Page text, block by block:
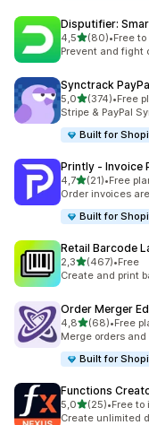
Disputifier:
4,5na 5 gwiazdek
(80)
Łączna liczba
•Free
Prevent and fight
Synctrack
5,0na 5 gwiazdek
(374)
Łączna liczba
•Free
Stripe & PayPal
Built for
Printly ‑ Invoice
4,7na 5 gwiazdek
(21)
Łączna liczba
•Free
Order invoices
Built for
Retail Barcode
2,3na 5 gwiazdek
(467)
Łączna liczba
•Free
Create and print
Order Merger
4,8na 5 gwiazdek
(68)
Łączna liczba
•Free
Merge orders
Built for
Functions
5,0na 5 gwiazdek
(25)
Łączna liczba
•Free to
Create unlimited